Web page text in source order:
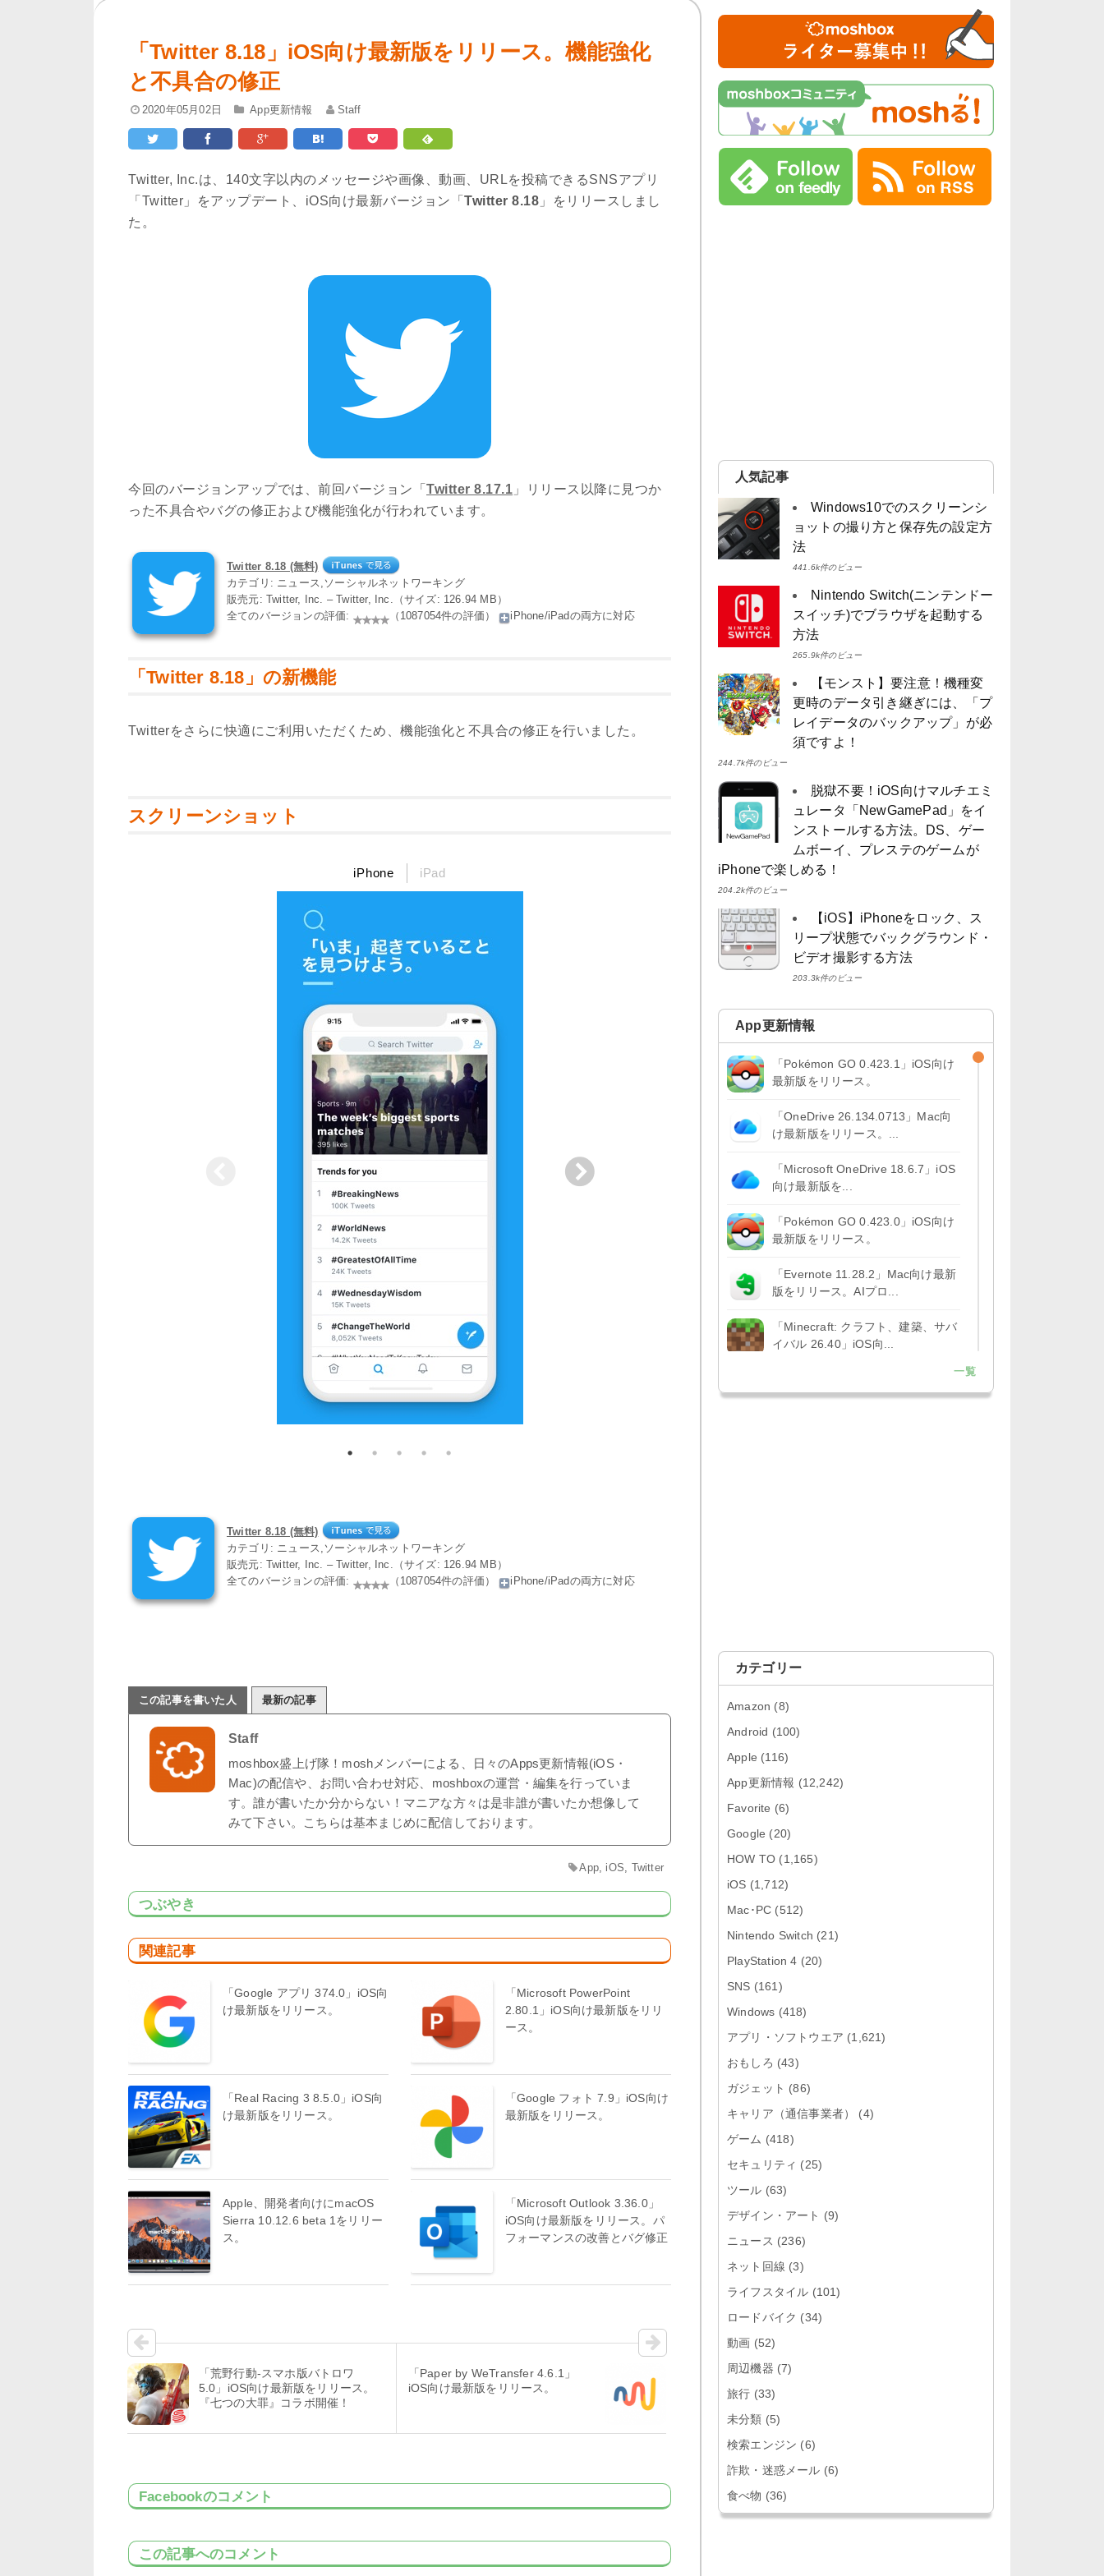
「Twitter 8.18」iOS向け最新版をリリース。機能強化
と不具合の修正
2020年05月02日 App更新情報 Staff
Twitter, Inc.は、140文字以内のメッセージや画像、動画、URLを投稿できるSNSアプリ
「Twitter」をアップデート、iOS向け最新バージョン「 Twitter 8.18 」をリリースしまし
た。
今回のバージョンアップでは、前回バージョン「 Twitter 8.17.1 」リリース以降に見つか
った不具合やバグの修正および機能強化が行われています。
Twitter 8.18 (無料)
カテゴリ: ニュース,ソーシャルネットワーキング
販売元: Twitter, Inc. – Twitter, Inc.（サイズ: 126.94 MB）
全てのバージョンの評価:
（1087054件の評価） iPhone/iPadの両方に対応
「Twitter 8.18」の新機能
Twitterをさらに快適にご利用いただくため、機能強化と不具合の修正を行いました。
スクリーンショット
iPhone iPad
Twitter 8.18 (無料)
カテゴリ: ニュース,ソーシャルネットワーキング
販売元: Twitter, Inc. – Twitter, Inc.（サイズ: 126.94 MB）
全てのバージョンの評価:
（1087054件の評価） iPhone/iPadの両方に対応
この記事を書いた人 最新の記事
Staff
moshbox盛上げ隊！moshメンバーによる、日々のApps更新情報(iOS・
Mac)の配信や、お問い合わせ対応、moshboxの運営・編集を行っていま
す。誰が書いたか分からない！マニアな方々は是非誰が書いたか想像して
みて下さい。こちらは基本まじめに配信しております。
App iOS Twitter
つぶやき
関連記事
「Google アプリ 374.0」iOS向
け最新版をリリース。
「Microsoft PowerPoint
2.80.1」iOS向け最新版をリリ
ース。
「Real Racing 3 8.5.0」iOS向
け最新版をリリース。
「Google フォト 7.9」iOS向け
最新版をリリース。
Apple、開発者向けにmacOS
Sierra 10.12.6 beta 1をリリー
ス。
「Microsoft Outlook 3.36.0」
iOS向け最新版をリリース。パ
フォーマンスの改善とバグ修正
「荒野行動-スマホ版バトロワ
5.0」iOS向け最新版をリリース。
『七つの大罪』コラボ開催！
「Paper by WeTransfer 4.6.1」
iOS向け最新版をリリース。
Facebookのコメント
この記事へのコメント
人気記事
Windows10でのスクリーンシ
ョットの撮り方と保存先の設定方
法
441.6k件のビュー
Nintendo Switch(ニンテンドー
スイッチ)でブラウザを起動する
方法
265.9k件のビュー
【モンスト】要注意！機種変
更時のデータ引き継ぎには、「プ
レイデータのバックアップ」が必
須ですよ！
244.7k件のビュー
脱獄不要！iOS向けマルチエミ
ュレータ「NewGamePad」をイ
ンストールする方法。DS、ゲー
ムボーイ、プレステのゲームが
iPhoneで楽しめる！
204.2k件のビュー
【iOS】iPhoneをロック、ス
リープ状態でバックグラウンド・
ビデオ撮影する方法
203.3k件のビュー
App更新情報
「Pokémon GO 0.423.1」iOS向け
最新版をリリース。
「OneDrive 26.134.0713」Mac向
け最新版をリリース。...
「Microsoft OneDrive 18.6.7」iOS
向け最新版を...
「Pokémon GO 0.423.0」iOS向け
最新版をリリース。
「Evernote 11.28.2」Mac向け最新
版をリリース。AIプロ...
「Minecraft: クラフト、建築、サバ
イバル 26.40」iOS向...
ザ 151.0.7922....
け最新版をリリース。
け最新版をリリ...
iOS向け最...
け最新版をリリー...
「Firefox 高速・プライベートなブ
ラウザー 153.2」iOS向け...
「Google アプリ 432.8」iOS向け
「X 12.14」iOS向け最新版をリリ
「LINE 26.3.1」Mac向け最新版を
「YouTube 21.31.3」iOS向け最新
一覧
カテゴリー
Amazon (8)
Android (100)
Apple (116)
App更新情報 (12,242)
Favorite (6)
Google (20)
HOW TO (1,165)
iOS (1,712)
Mac･PC (512)
Nintendo Switch (21)
PlayStation 4 (20)
SNS (161)
Windows (418)
アプリ・ソフトウエア (1,621)
おもしろ (43)
ガジェット (86)
キャリア（通信事業者）
(4)
ゲーム (418)
セキュリティ (25)
ツール (63)
デザイン・アート (9)
ニュース (236)
ネット回線 (3)
ライフスタイル (101)
ロードバイク (34)
動画 (52)
周辺機器 (7)
旅行 (33)
未分類 (5)
検索エンジン (6)
詐欺・迷惑メール (6)
食べ物 (36)